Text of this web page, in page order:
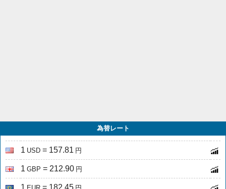
為替レート
1 USD = 157.81 円
1 GBP = 212.90 円
1 = 182.45